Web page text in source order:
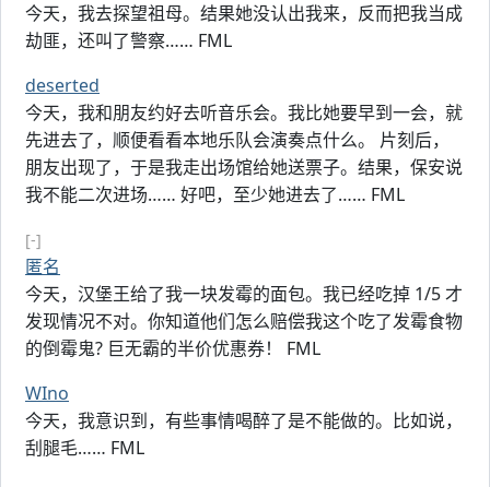
今天，我去探望祖母。结果她没认出我来，反而把我当成
劫匪，还叫了警察…… FML
deserted
今天，我和朋友约好去听音乐会。我比她要早到一会，就
先进去了，顺便看看本地乐队会演奏点什么。 片刻后，
朋友出现了，于是我走出场馆给她送票子。结果，保安说
我不能二次进场…… 好吧，至少她进去了…… FML
[-]
匿名
今天，汉堡王给了我一块发霉的面包。我已经吃掉 1/5 才
发现情况不对。你知道他们怎么赔偿我这个吃了发霉食物
的倒霉鬼? 巨无霸的半价优惠券！ FML
WIno
今天，我意识到，有些事情喝醉了是不能做的。比如说，
刮腿毛…… FML